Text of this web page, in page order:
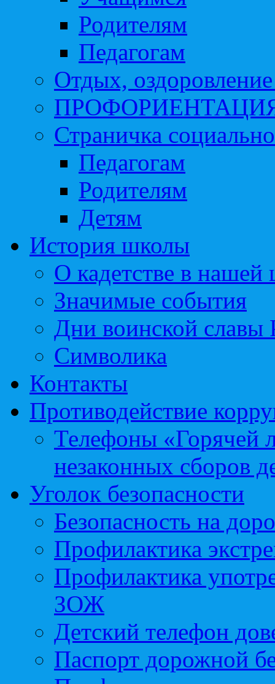
Родителям
Педагогам
Отдых, оздоровление
Страничка
Педагогам
Родителям
Детям
История школы
О кадетстве в нашей
Значимые события
Дни воинской славы
Символика
Контакты
Противодействие
Телефоны «Горячей
незаконных сборов
Уголок безопасности
Безопасность на
Профилактика
Профилактика
ЗОЖ
Детский телефон
Паспорт дорожной